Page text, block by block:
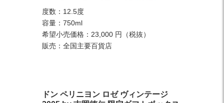
度数：12.5度
容量：750ml
希望小売価格：23,000 円（税抜）
販売：全国主要百貨店
ドン ペリニヨン ロゼ ヴィンテージ